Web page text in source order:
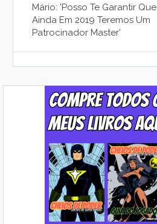
Mário: 'posso Te Garantir Que
Ainda Em 2019 Teremos Um
Patrocinador Master'